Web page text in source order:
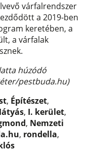
várfalrendszer
a 2019-ben
keretében, a
a várfalak
húzódó
pestbuda.hu)
, Építészet,
, I. kerület,
, Nemzeti
, rondella,